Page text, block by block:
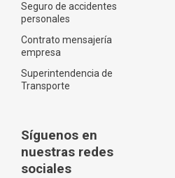
Seguro de accidentes
personales
Contrato mensajería
empresa
Superintendencia de
Transporte
Síguenos en
nuestras redes
sociales